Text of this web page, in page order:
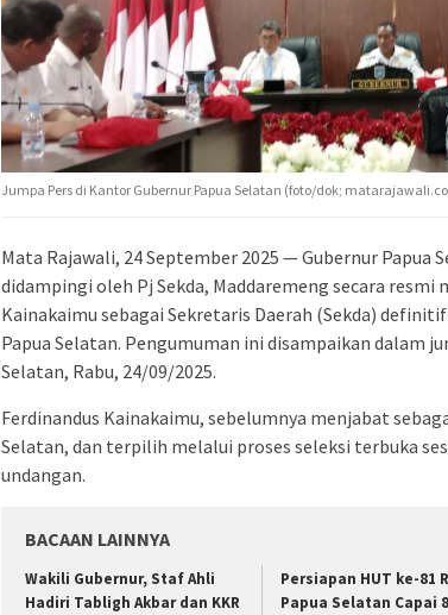
Jumpa Pers di Kantor Gubernur Papua Selatan (foto/dok;
Mata Rajawali, 24 September 2025 — Gubernur Papua
didampingi oleh Pj Sekda, Maddaremeng secara resmi
Kainakaimu sebagai Sekretaris Daerah (Sekda)
Papua Selatan. Pengumuman ini disampaikan dalam
Selatan, Rabu, 24/09/2025.
Ferdinandus Kainakaimu, sebelumnya menjabat
Selatan, dan terpilih melalui proses seleksi terbuka
undangan.
BACAAN LAINNYA
Wakili Gubernur, Staf Ahli
Hadiri Tabligh Akbar dan KKR
Persiapan HUT ke-81
Papua Selatan Capai